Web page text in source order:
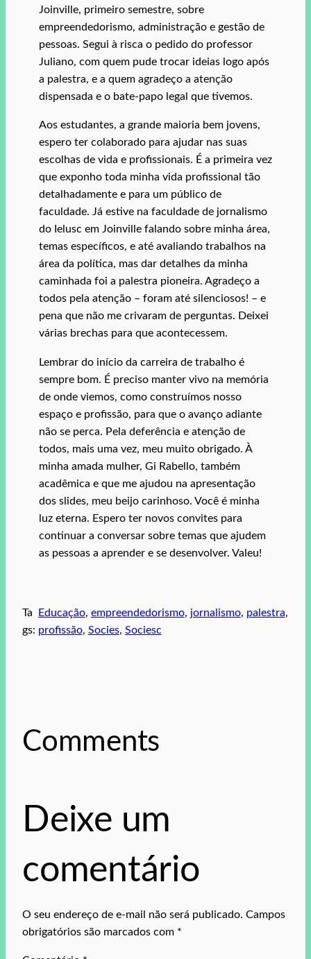
Joinville, primeiro semestre, sobre
empreendedorismo, administração e gestão de
pessoas. Segui à risca o pedido do professor
Juliano, com quem pude trocar ideias logo após
a palestra, e a quem agradeço a atenção
dispensada e o bate-papo legal que tivemos.
Aos estudantes, a grande maioria bem jovens,
espero ter colaborado para ajudar nas suas
escolhas de vida e profissionais. É a primeira vez
que exponho toda minha vida profissional tão
detalhadamente e para um público de
faculdade. Já estive na faculdade de jornalismo
do Ielusc em Joinville falando sobre minha área,
temas específicos, e até avaliando trabalhos na
área da política, mas dar detalhes da minha
caminhada foi a palestra pioneira. Agradeço a
todos pela atenção – foram até silenciosos! – e
pena que não me crivaram de perguntas. Deixei
várias brechas para que acontecessem.
Lembrar do início da carreira de trabalho é
sempre bom. É preciso manter vivo na memória
de onde viemos, como construímos nosso
espaço e profissão, para que o avanço adiante
não se perca. Pela deferência e atenção de
todos, mais uma vez, meu muito obrigado. À
minha amada mulher, Gi Rabello, também
acadêmica e que me ajudou na apresentação
dos slides, meu beijo carinhoso. Você é minha
luz eterna. Espero ter novos convites para
continuar a conversar sobre temas que ajudem
as pessoas a aprender e se desenvolver. Valeu!
Ta
gs:
Educação, empreendedorismo, jornalismo, palestra
profissão, Socies, Sociesc
Comments
Deixe um
comentário
O seu endereço de e-mail não será publicado. Campos
obrigatórios são marcados com *